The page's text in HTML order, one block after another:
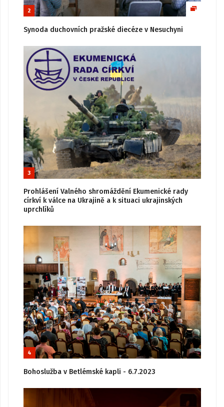
2
Synoda duchovních pražské diecéze v Nesuchyni
3
Prohlášení Valného shromáždění Ekumenické rady
církví k válce na Ukrajině a k situaci ukrajinských
uprchlíků
4
Bohoslužba v Betlémské kapli - 6.7.2023